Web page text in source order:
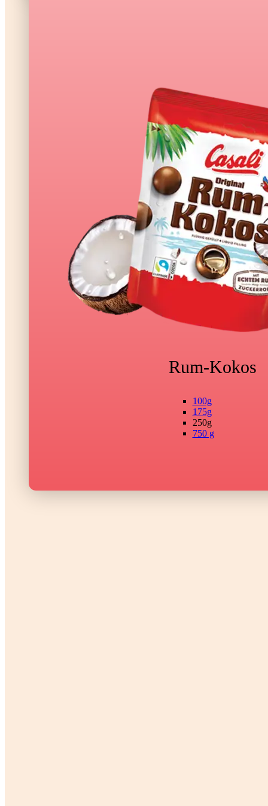
Rum-Kokos
100g
175g
250g
750 g